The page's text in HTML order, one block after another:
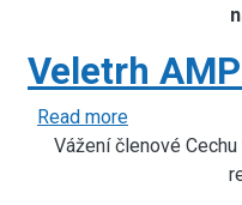
2026:
praktický
pro
Veletrh
Read more
Veletrh
Vážení členové